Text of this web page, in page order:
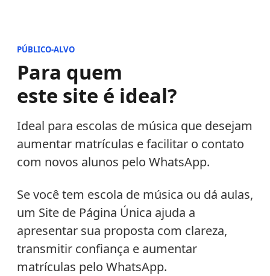
PÚBLICO-ALVO
Para quem
este site é ideal?
Ideal para escolas de música que desejam
aumentar matrículas e facilitar o contato
com novos alunos pelo WhatsApp.
Se você tem escola de música ou dá aulas,
um Site de Página Única ajuda a
apresentar sua proposta com clareza,
transmitir confiança e aumentar
matrículas pelo WhatsApp.